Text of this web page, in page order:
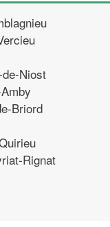
Niost
Briord
Rignat